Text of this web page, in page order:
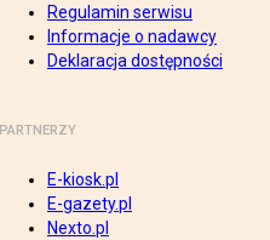
Regulamin serwisu
Informacje o nadawcy
Deklaracja dostępności
PARTNERZY
E-kiosk.pl
E-gazety.pl
Nexto.pl